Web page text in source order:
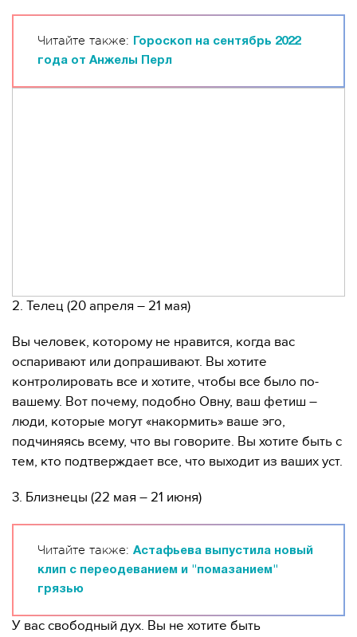
Читайте также:
Гороскоп на сентябрь 2022
года от Анжелы Перл
2. Телец (20 апреля – 21 мая)
Вы человек, которому не нравится, когда вас
оспаривают или допрашивают. Вы хотите
контролировать все и хотите, чтобы все было по-
вашему. Вот почему, подобно Овну, ваш фетиш –
люди, которые могут «накормить» ваше эго,
подчиняясь всему, что вы говорите. Вы хотите быть с
тем, кто подтверждает все, что выходит из ваших уст.
3. Близнецы (22 мая – 21 июня)
Читайте также: Астафьева выпустила новый
клип с переодеванием и "помазанием"
грязью
У вас свободный дух. Вы не хотите быть